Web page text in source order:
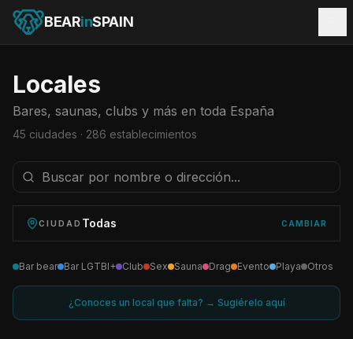
BEARinSPAIN
Locales
Bares, saunas, clubs y más en toda España
45 ciudades · 286 establecimientos
CIUDAD Todas CAMBIAR
Bar bear Bar LGTBI+ Club Sex Sauna Drag Evento Playa Otros
¿Conoces un local que falta? → Sugiérelo aquí